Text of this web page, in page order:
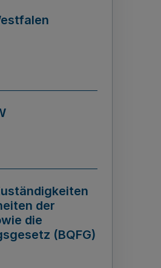
der
die
(BQFG)